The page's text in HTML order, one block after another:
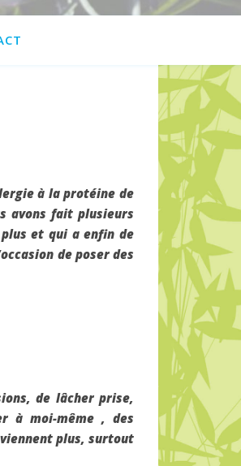
à la protéine de
avons fait plusieurs
et qui a enfin de
de poser des
de lâcher prise,
à moi-même , des
plus, surtout